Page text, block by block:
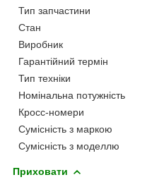
Тип запчастини
Стан
Виробник
Гарантійний термін
Тип техніки
Номінальна потужність
Кросс-номери
Сумісність з маркою
Сумісність з моделлю
Приховати